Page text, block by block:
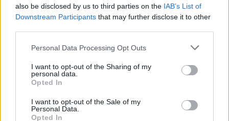
also be disclosed by us to third parties on the IAB’s List of
Downstream Participants that may further disclose it to other
Personal Data Processing Opt Outs
I want to opt-out of the Sharing of my
personal data.
Opted In
I want to opt-out of the Sale of my
Personal Data.
Opted In
28/05/2025
Vellykka medlemstur til Halten
: